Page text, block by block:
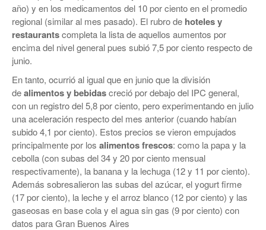
año) y en los medicamentos del 10 por ciento en el promedio
regional (similar al mes pasado). El rubro de hoteles y
restaurantscompleta la lista de aquellos aumentos por
encima del nivel general pues subió 7,5 por ciento respecto de
junio.
En tanto, ocurrió al igual que en junio que la división
dealimentos y bebidascreció por debajo del IPC general,
con un registro del 5,8 por ciento, pero experimentando en julio
una aceleración respecto del mes anterior (cuando habían
subido 4,1 por ciento). Estos precios se vieron empujados
principalmente por los alimentos frescos: como la papa y la
cebolla (con subas del 34 y 20 por ciento mensual
respectivamente), la banana y la lechuga (12 y 11 por ciento).
Además sobresalieron las subas del azúcar, el yogurt firme
(17 por ciento), la leche y el arroz blanco (12 por ciento) y las
gaseosas en base cola y el agua sin gas (9 por ciento) con
datos para Gran Buenos Aires